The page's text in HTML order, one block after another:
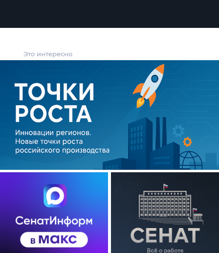
Это интересно